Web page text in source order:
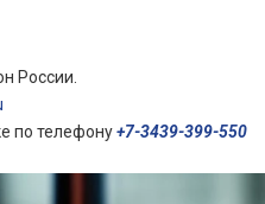
России.
по телефону+7-3439-399-550